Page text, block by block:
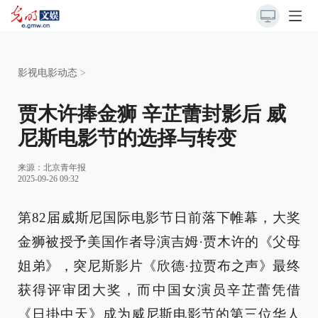
影视电影动态 >
贾木许捧金狮 辛芷蕾封影后 威
尼斯电影节的选择与转变
来源： 北京青年报
2025-09-26 09:32
第82届威斯尼国际电影节日前落下帷幕，大奖
金狮被授予美国作者导演吉姆·贾木许的《父母
姐弟》，突尼斯影片《欣德·拉贾布之声》最终
获得评审团大奖，而中国女演员辛芷蕾凭借
《日掛中天》成为威尼斯电影节的第三位华人